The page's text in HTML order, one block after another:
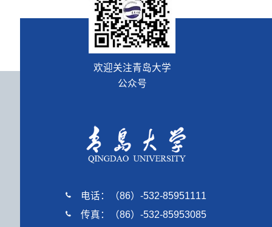
欢迎关注青岛大学
公众号
电话：（86）-532-85951111
传真：（86）-532-85953085